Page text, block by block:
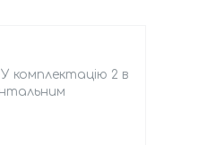
комплектацію 2 в